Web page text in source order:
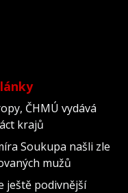
ČHMÚ vydává
krajů
Soukupa našli zle
mužů
ještě podivnější